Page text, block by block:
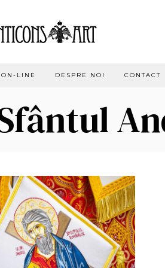
LINE DESPRE NOI CONTACT